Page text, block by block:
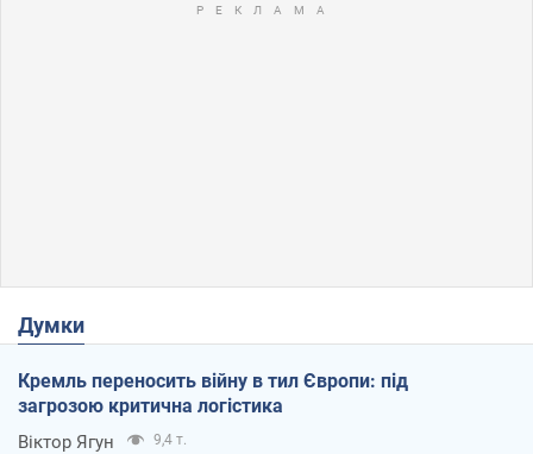
Думки
Кремль переносить війну в тил Європи: під
загрозою критична логістика
Віктор Ягун 9,4 т.